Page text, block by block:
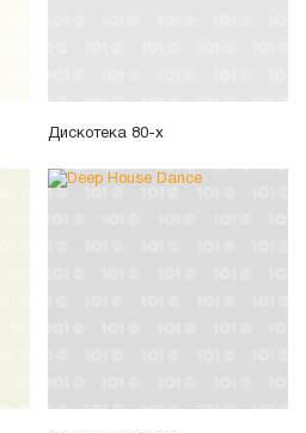
Дискотека 80-х